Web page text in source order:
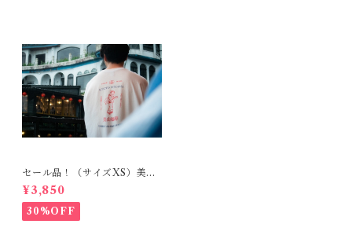
セール品！（サイズXS）美山
珈琲 アパレルシリーズ ~M
aikohan~
¥3,850
30%OFF